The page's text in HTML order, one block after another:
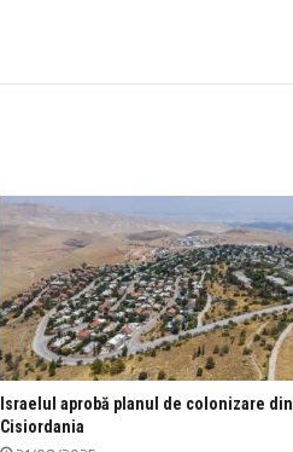
Israelul aprobă planul de colonizare din
Cisiordania